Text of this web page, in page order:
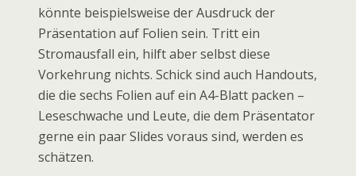
könnte beispielsweise der Ausdruck der
Präsentation auf Folien sein. Tritt ein
Stromausfall ein, hilft aber selbst diese
Vorkehrung nichts. Schick sind auch Handouts,
die die sechs Folien auf ein A4-Blatt packen –
Leseschwache und Leute, die dem Präsentator
gerne ein paar Slides voraus sind, werden es
schätzen.